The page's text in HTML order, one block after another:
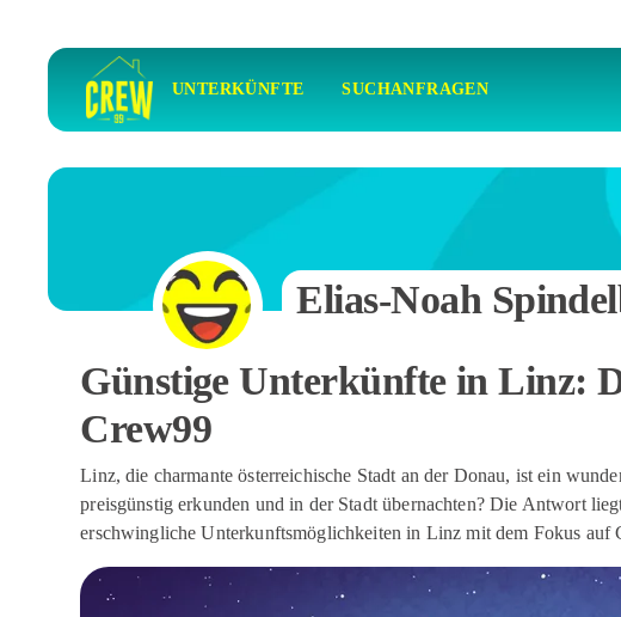
UNTERKÜNFTE SUCHANFRAGEN
Elias-Noah
Günstige Unterkünfte in Linz:
Crew99
Linz, die charmante österreichische Stadt an der Donau, ist ein
preisgünstig erkunden und in der Stadt übernachten? Die Antwort
erschwingliche Unterkunftsmöglichkeiten in Linz mit dem Fokus auf